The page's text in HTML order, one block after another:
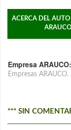
ACERCA DEL
Empresa ARAUCO:
Empresas
*** SIN